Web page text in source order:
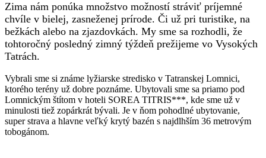
Zima nám ponúka množstvo možností stráviť príjemné
chvíle v bielej, zasneženej prírode. Či už pri turistike, na
bežkách alebo na zjazdovkách. My sme sa rozhodli, že
tohtoročný posledný zimný týždeň prežijeme vo Vysokých
Tatrách.
Vybrali sme si známe lyžiarske stredisko v Tatranskej Lomnici,
ktorého terény už dobre poznáme. Ubytovali sme sa priamo pod
Lomnickým štítom v hoteli SOREA TITRIS***, kde sme už v
minulosti tiež zopárkrát bývali. Je v ňom pohodlné ubytovanie,
super strava a hlavne veľký krytý bazén s najdlhším 36 metrovým
tobogánom.